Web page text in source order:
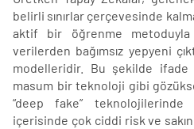
belirli sınırlar çerçevesinde
aktif bir öğrenme metoduyla
verilerden bağımsız yepyeni
modelleridir. Bu şekilde
masum bir teknoloji gibi
“deep fake” teknolojilerinde
içerisinde çok ciddi risk ve